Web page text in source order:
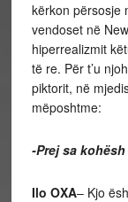
kërkon përsosje
vendoset në
hiperrealizmit
të re. Për t’u
piktorit, në
mëposhtme:
-Prej sa
Ilo OXA– Kjo